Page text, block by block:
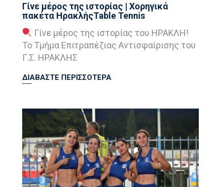
Γίνε μέρος της ιστορίας | Χορηγικά
πακέτα ΗρακλήςTable Tennis
Γίνε μέρος της ιστορίας του ΗΡΑΚΛΗ!
Το Τμήμα Επιτραπέζιας Αντισφαίρισης του
Γ.Σ. ΗΡΑΚΛΗΣ
ΔΙΑΒΑΣΤΕ ΠΕΡΙΣΣΟΤΕΡΑ